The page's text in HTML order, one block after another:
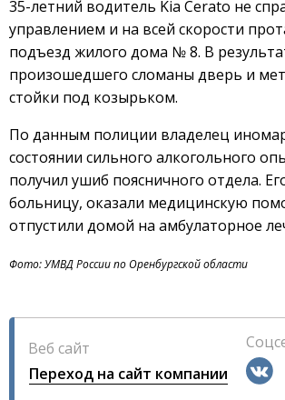
35-летний водитель Kia Cerato не
управлением и на всей скорости
подъезд жилого дома № 8. В
произошедшего сломаны дверь и
стойки под козырьком.
По данным полиции владелец
состоянии сильного алкогольного
получил ушиб поясничного отдела.
больницу, оказали медицинскую
отпустили домой на амбулаторное
Фото: УМВД России по Оренбургской области
Веб сайт
Переход на сайт компании